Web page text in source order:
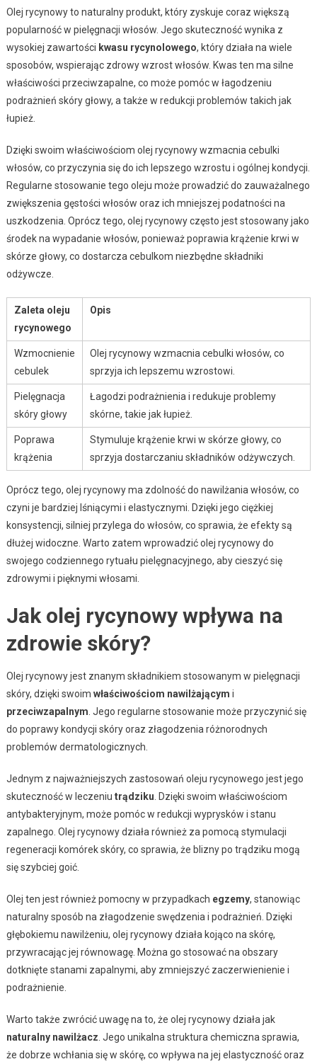
Olej rycynowy to naturalny produkt, który zyskuje coraz większą
popularność w pielęgnacji włosów. Jego skuteczność wynika z
wysokiej zawartości kwasu rycynolowego, który działa na wiele
sposobów, wspierając zdrowy wzrost włosów. Kwas ten ma silne
właściwości przeciwzapalne, co może pomóc w łagodzeniu
podrażnień skóry głowy, a także w redukcji problemów takich jak
łupież.
Dzięki swoim właściwościom olej rycynowy wzmacnia cebulki
włosów, co przyczynia się do ich lepszego wzrostu i ogólnej kondycji.
Regularne stosowanie tego oleju może prowadzić do zauważalnego
zwiększenia gęstości włosów oraz ich mniejszej podatności na
uszkodzenia. Oprócz tego, olej rycynowy często jest stosowany jako
środek na wypadanie włosów, ponieważ poprawia krążenie krwi w
skórze głowy, co dostarcza cebulkom niezbędne składniki
odżywcze.
Zaleta oleju
rycynowego
Opis
Wzmocnienie
cebulek
Olej rycynowy wzmacnia cebulki włosów, co
sprzyja ich lepszemu wzrostowi.
Pielęgnacja
skóry głowy
Łagodzi podrażnienia i redukuje problemy
skórne, takie jak łupież.
Poprawa
krążenia
Stymuluje krążenie krwi w skórze głowy, co
sprzyja dostarczaniu składników odżywczych.
Oprócz tego, olej rycynowy ma zdolność do nawilżania włosów, co
czyni je bardziej lśniącymi i elastycznymi. Dzięki jego ciężkiej
konsystencji, silniej przylega do włosów, co sprawia, że efekty są
dłużej widoczne. Warto zatem wprowadzić olej rycynowy do
swojego codziennego rytuału pielęgnacyjnego, aby cieszyć się
zdrowymi i pięknymi włosami.
Jak olej rycynowy wpływa na
zdrowie skóry?
Olej rycynowy jest znanym składnikiem stosowanym w pielęgnacji
skóry, dzięki swoim właściwościom nawilżającym i
przeciwzapalnym . Jego regularne stosowanie może przyczynić się
do poprawy kondycji skóry oraz złagodzenia różnorodnych
problemów dermatologicznych.
Jednym z najważniejszych zastosowań oleju rycynowego jest jego
skuteczność w leczeniu trądziku . Dzięki swoim właściwościom
antybakteryjnym, może pomóc w redukcji wyprysków i stanu
zapalnego. Olej rycynowy działa również za pomocą stymulacji
regeneracji komórek skóry, co sprawia, że blizny po trądziku mogą
się szybciej goić.
Olej ten jest również pomocny w przypadkach egzemy, stanowiąc
naturalny sposób na złagodzenie swędzenia i podrażnień. Dzięki
głębokiemu nawilżeniu, olej rycynowy działa kojąco na skórę,
przywracając jej równowagę. Można go stosować na obszary
dotknięte stanami zapalnymi, aby zmniejszyć zaczerwienienie i
podrażnienie.
Warto także zwrócić uwagę na to, że olej rycynowy działa jak
naturalny nawilżacz . Jego unikalna struktura chemiczna sprawia,
że dobrze wchłania się w skórę, co wpływa na jej elastyczność oraz